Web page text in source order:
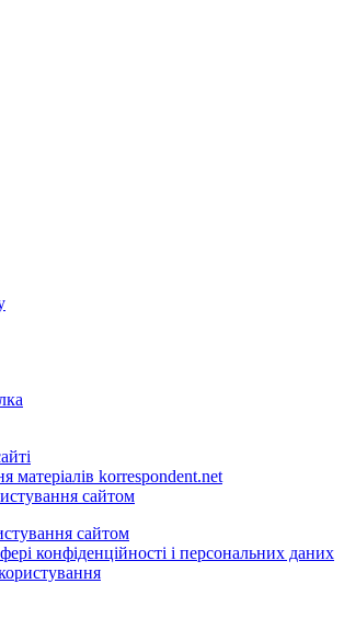
матеріалів korrespondent.net
сайтом
сайтом
конфіденційності і персональних даних